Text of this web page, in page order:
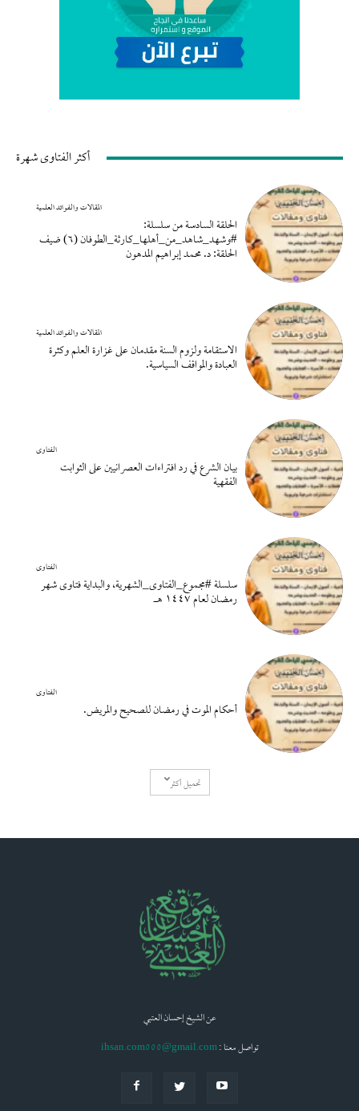
أكثر الفتاوى شهرة
المقالات والفوائد العلمية
الحلقة السادسة من سلسلة:
#وشهد_شاهد_من_أهلها_كارثة_الطوفان (٦) ضيف
الحلقة: د. محمد إبراهيم المدهون
المقالات والفوائد العلمية
الاستقامة ولزوم السنة مقدمان على غزارة العلم وكثرة
العبادة والمواقف السياسية.
الفتاوى
بيان الشرع في رد افتراءات العصرانيين على الثوابت
الفقهية
الفتاوى
سلسلة #مجموع_الفتاوى_الشهرية، والبداية فتاوى شهر
رمضان لعام ١٤٤٧ هـ
الفتاوى
أحكام الموت في رمضان للصحيح والمريض.
تحميل أكثر
عن الشيخ إحسان العتبي
ihsan.com000@gmail.com : تواصل معنا